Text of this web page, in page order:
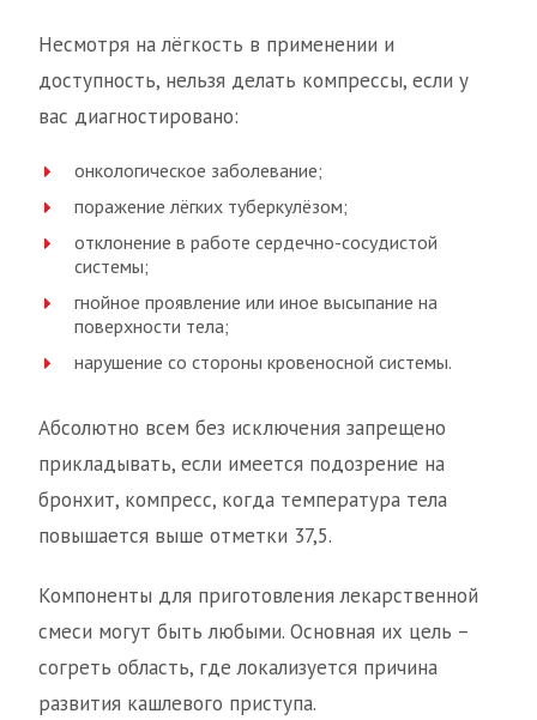
Несмотря на лёгкость в применении и
доступность, нельзя делать компрессы, если у
вас диагностировано:
онкологическое заболевание;
поражение лёгких туберкулёзом;
отклонение в работе сердечно-сосудистой
системы;
гнойное проявление или иное высыпание на
поверхности тела;
нарушение со стороны кровеносной системы.
Абсолютно всем без исключения запрещено
прикладывать, если имеется подозрение на
бронхит, компресс, когда температура тела
повышается выше отметки 37,5.
Компоненты для приготовления лекарственной
смеси могут быть любыми. Основная их цель –
согреть область, где локализуется причина
развития кашлевого приступа.